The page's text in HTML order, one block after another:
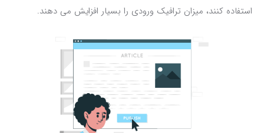
استفاده کنند، میزان ترافیک ورودی را بسیار افزایش می دهند.